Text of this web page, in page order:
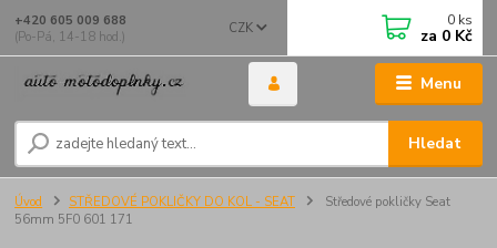
Menu
CZK
Hledat
+420 605 009 688
(Po-Pá, 14-18 hod.)
0 ks
za 0 Kč
Úvod STŘEDOVÉ POKLIČKY DO KOL - SEAT
Středové pokličky Seat
56mm 5F0 601 171